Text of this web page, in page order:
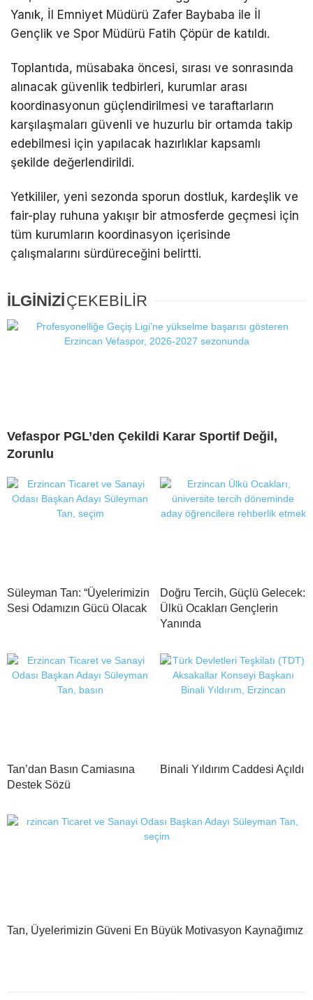
Yanık, İl Emniyet Müdürü Zafer Baybaba ile İl
Gençlik ve Spor Müdürü Fatih Çöpür de katıldı.
Toplantıda, müsabaka öncesi, sırası ve sonrasında
alınacak güvenlik tedbirleri, kurumlar arası
koordinasyonun güçlendirilmesi ve taraftarların
karşılaşmaları güvenli ve huzurlu bir ortamda takip
edebilmesi için yapılacak hazırlıklar kapsamlı
şekilde değerlendirildi.
Yetkililer, yeni sezonda sporun dostluk, kardeşlik ve
fair-play ruhuna yakışır bir atmosferde geçmesi için
tüm kurumların koordinasyon içerisinde
çalışmalarını sürdüreceğini belirtti.
İLGİNİZİÇEKEBİLİR
Vefaspor PGL’den Çekildi Karar Sportif Değil,
Zorunlu
Süleyman Tan: “Üyelerimizin
Sesi Odamızın Gücü Olacak
Doğru Tercih, Güçlü Gelecek:
Ülkü Ocakları Gençlerin
Yanında
Tan’dan Basın Camiasına
Destek Sözü
Binali Yıldırım Caddesi Açıldı
Tan, Üyelerimizin Güveni En Büyük Motivasyon Kaynağımız